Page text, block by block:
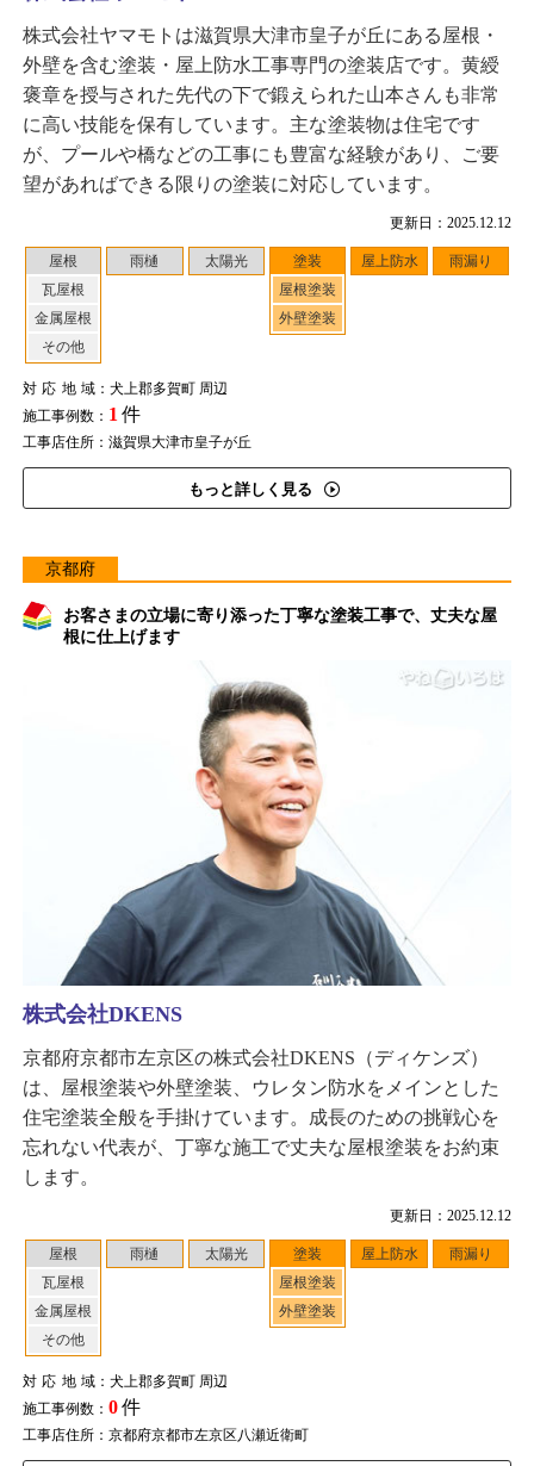
更新日：2025.12.12
屋根
瓦屋根
金属屋根
その他
雨樋 太陽光
塗装
屋根塗装
外壁塗装
屋上防水 雨漏り
対応地域：犬上郡多賀町 周辺
施工事例数： 1 件
工事店住所：滋賀県大津市皇子が丘
もっと詳しく見る
株式会社ヤマモトは滋賀県大津市皇子が丘にある屋根・
外壁を含む塗装・屋上防水工事専門の塗装店です。黄綬
褒章を授与された先代の下で鍛えられた山本さんも非常
に高い技能を保有しています。主な塗装物は住宅です
が、プールや橋などの工事にも豊富な経験があり、ご要
望があればできる限りの塗装に対応しています。
京都府
お客さまの立場に寄り添った丁寧な塗装工事で、丈夫な屋
根に仕上げます
更新日：2025.12.12
屋根
瓦屋根
金属屋根
その他
雨樋 太陽光
塗装
屋根塗装
外壁塗装
屋上防水 雨漏り
対応地域：犬上郡多賀町 周辺
施工事例数： 0件
工事店住所：京都府京都市左京区八瀬近衛町
株式会社DKENS
京都府京都市左京区の株式会社DKENS（ディケンズ）
は、屋根塗装や外壁塗装、ウレタン防水をメインとした
住宅塗装全般を手掛けています。成長のための挑戦心を
忘れない代表が、丁寧な施工で丈夫な屋根塗装をお約束
します。